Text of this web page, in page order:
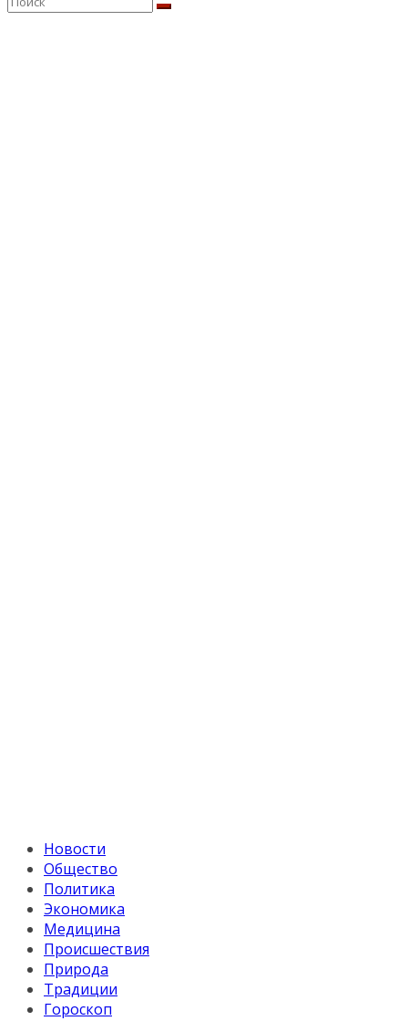
Новости
Общество
Политика
Экономика
Медицина
Происшествия
Природа
Традиции
Гороскоп